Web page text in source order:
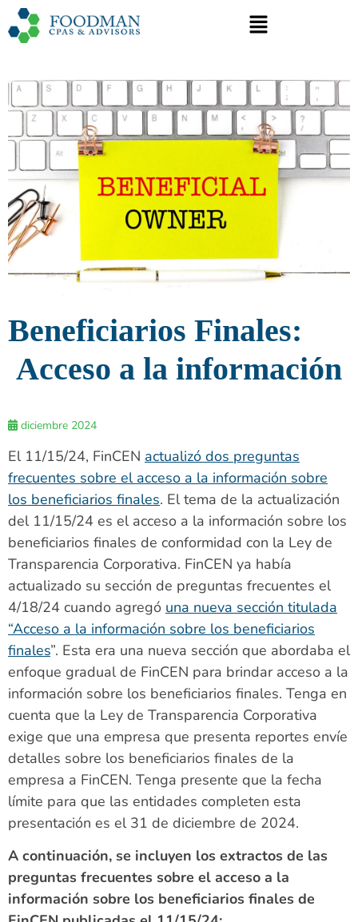
Beneficiarios Finales:
Acceso a la información
diciembre 2024
El 11/15/24, FinCEN actualizó dos preguntas
frecuentes sobre el acceso a la información sobre
los beneficiarios finales. El tema de la actualización
del 11/15/24 es el acceso a la información sobre los
beneficiarios finales de conformidad con la Ley de
Transparencia Corporativa. FinCEN ya había
actualizado su sección de preguntas frecuentes el
4/18/24 cuando agregó una nueva sección titulada
“Acceso a la información sobre los beneficiarios
finales”. Esta era una nueva sección que abordaba el
enfoque gradual de FinCEN para brindar acceso a la
información sobre los beneficiarios finales. Tenga en
cuenta que la Ley de Transparencia Corporativa
exige que una empresa que presenta reportes envíe
detalles sobre los beneficiarios finales de la
empresa a FinCEN. Tenga presente que la fecha
límite para que las entidades completen esta
presentación es el 31 de diciembre de 2024.
A continuación, se incluyen los extractos de las
preguntas frecuentes sobre el acceso a la
información sobre los beneficiarios finales de